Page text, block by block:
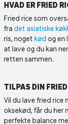
HVAD ER FRIED
Fried rice som
fra det asiatiske
ris, noget kød og en
at lave og du kan
retten sammen.
TILPAS DIN
Vil du lave fried rice
oksekød, får du her
perfekte balance